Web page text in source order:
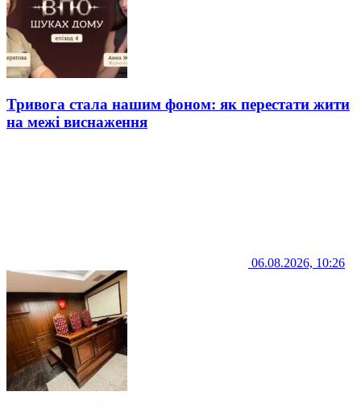
Тривога стала нашим фоном: як перестати жити
на межі виснаження
06.08.2026, 10:26